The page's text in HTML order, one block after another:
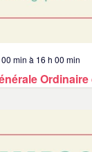
min à 16 h 00 min
Ordinaire